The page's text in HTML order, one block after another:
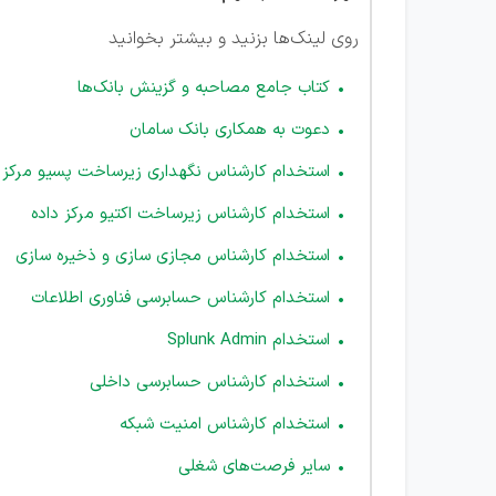
روی لینک‌ها بزنید و بیشتر بخوانید
کتاب جامع مصاحبه و گزینش بانک‌ها
دعوت به همکاری بانک سامان
استخدام کارشناس نگهداری زیرساخت پسیو مرکز
استخدام کارشناس زیرساخت اکتیو مرکز داده
استخدام کارشناس مجازی سازی و ذخیره سازی
استخدام کارشناس حسابرسی فناوری اطلاعات
استخدام Splunk Admin
استخدام کارشناس حسابرسی داخلی
استخدام کارشناس امنیت شبکه
سایر فرصت‌های شغلی